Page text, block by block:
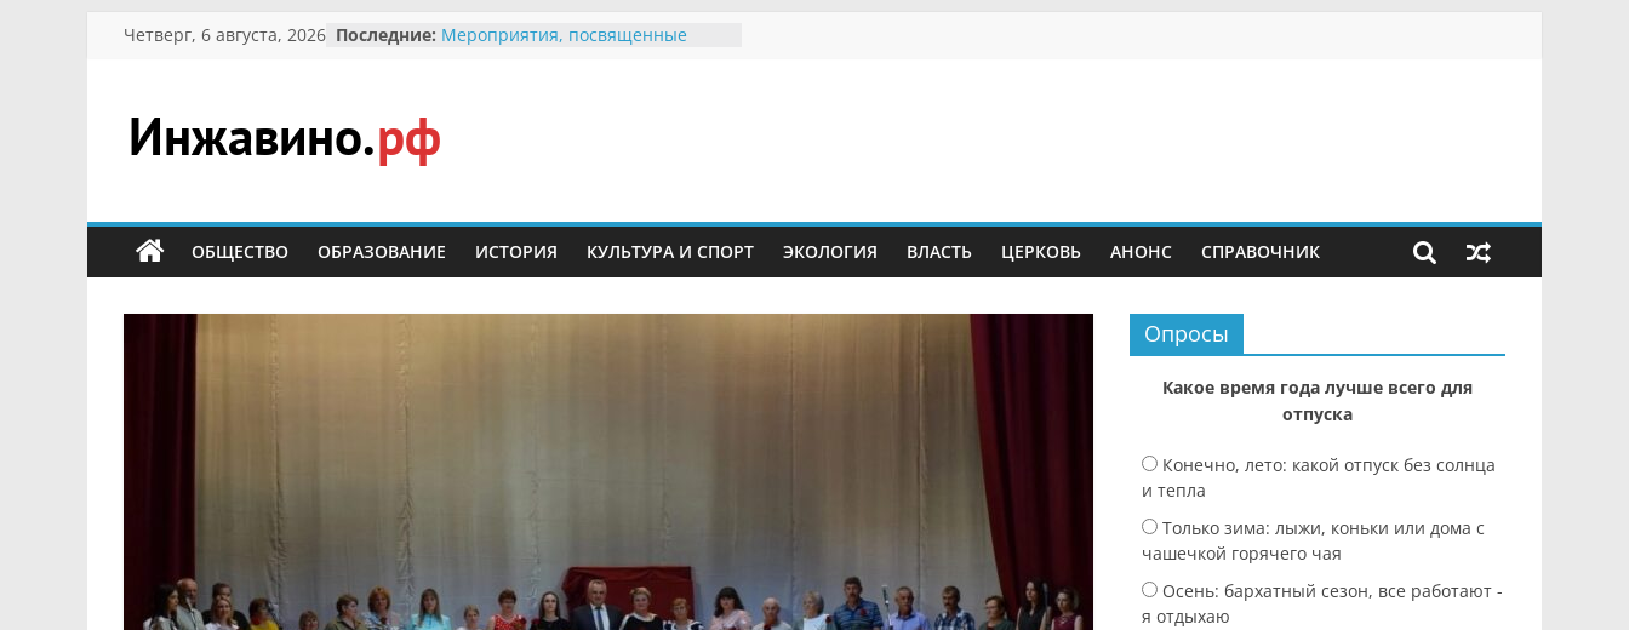
Перейти
Четверг, 6 августа, 2026 Последние: Мероприятия, посвященные
Безопасность в сети Интернет
Ученики приняли участие в
мероприятии «Сохраним
Инжавино.рф
сельский
портал
ОБЩЕСТВО ОБРАЗОВАНИЕ ИСТОРИЯ КУЛЬТУРА И СПОРТ ЭКОЛОГИЯ ВЛАСТЬ ЦЕРКОВЬ АНОНС СПРАВОЧНИК
Опросы
Какое время года лучше всего для
отпуска
Конечно, лето: какой отпуск без солнца
и тепла
Только зима: лыжи, коньки или дома с
чашечкой горячего чая
Осень: бархатный сезон, все работают -
я отдыхаю